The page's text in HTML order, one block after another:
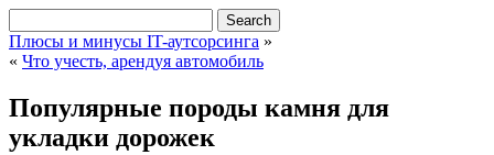
Плюсы и минусы IT-аутсорсинга »
« Что учесть, арендуя автомобиль
Популярные породы камня для
укладки дорожек